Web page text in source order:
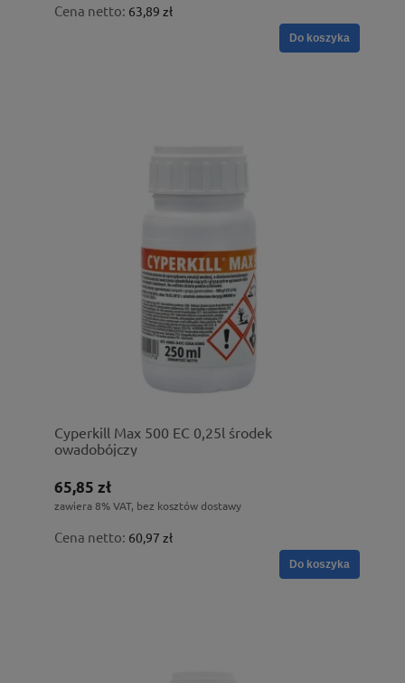
Cena netto: 63,89 zł
Do koszyka
Cyperkill Max 500 EC 0,25l środek
owadobójczy
65,85 zł
zawiera 8% VAT, bez kosztów dostawy
Cena netto: 60,97 zł
Do koszyka